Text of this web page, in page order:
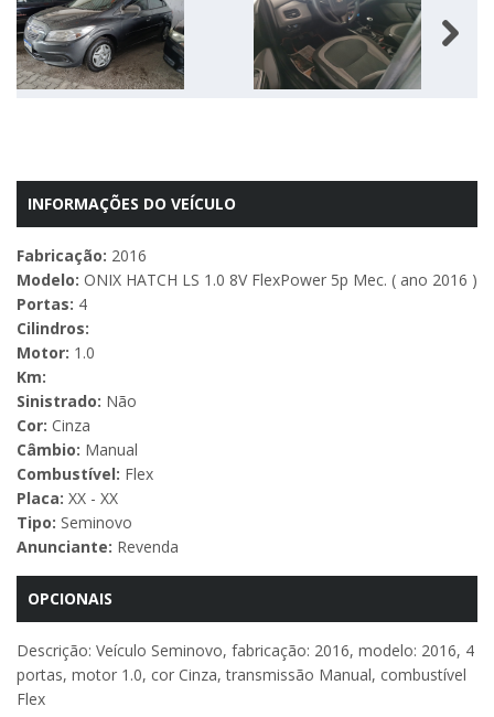
INFORMAÇÕES DO VEÍCULO
Fabricação: 2016
Modelo: ONIX HATCH LS 1.0 8V FlexPower 5p Mec. ( ano 2016 )
Portas: 4
Cilindros:
Motor: 1.0
Km:
Sinistrado: Não
Cor: Cinza
Câmbio: Manual
Combustível: Flex
Placa: XX - XX
Tipo: Seminovo
Anunciante: Revenda
OPCIONAIS
Descrição: Veículo Seminovo, fabricação: 2016, modelo: 2016, 4
portas, motor 1.0, cor Cinza, transmissão Manual, combustível
Flex